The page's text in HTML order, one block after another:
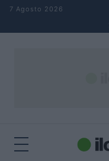
Salta al contenuto
7 Agosto 2026